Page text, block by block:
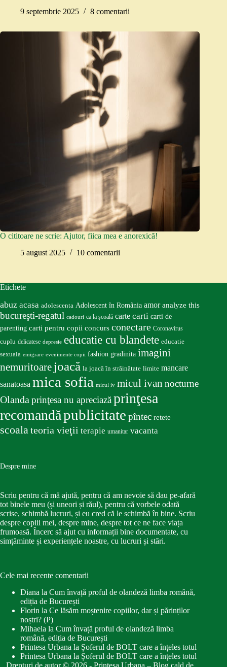
9 septembrie 2025
8 comentarii
O cititoare ne scrie: Ajutor, fiica mea e anorexică!
5 august 2025
10 comentarii
Etichete
abuz acasa adolescenta Adolescent în România amor analyze this
bucureşti-regatul cadouri ca la școală carte carti carti de
parenting carti pentru copii concurs conectare Coronavirus
cuplu delicatese depresie educatie cu blandete educatie
sexuala emigrare evenimente copii fashion gradinita imagini
nemuritoare joacă la joacă în străinătate limite mancare
sanatoasa mica sofia micul iv micul ivan nocturne
Olandaprinţesa nu apreciazăprinţesa
recomandăpublicitate pîntec retete
scoalateoria vieţii terapie umanitar vacanta
Despre mine
Scriu pentru că mă ajută, pentru că am nevoie să dau pe-afară
tot binele meu (și uneori și răul), pentru că vorbele odată
scrise, schimbă lucruri, și eu cred că le schimbă în bine. Scriu
despre copiii mei, despre mine, despre tot ce ne face viața
frumoasă. Încerc să ajut cu informații bine documentate, cu
simțăminte și experiențele noastre, cu lucruri și stări.
Cele mai recente comentarii
Diana la Cum învață proful de olandeză limba română,
ediția de București
Florin la Ce lăsăm moștenire copiilor, dar și părinților
noștri? (P)
Mihaela la Cum învață proful de olandeză limba
română, ediția de București
Printesa Urbana la Șoferul de BOLT care a înțeles totul
Printesa Urbana la Șoferul de BOLT care a înțeles totul
Drepturi de autor © 2026 - Printesa Urbana – Blog cald de